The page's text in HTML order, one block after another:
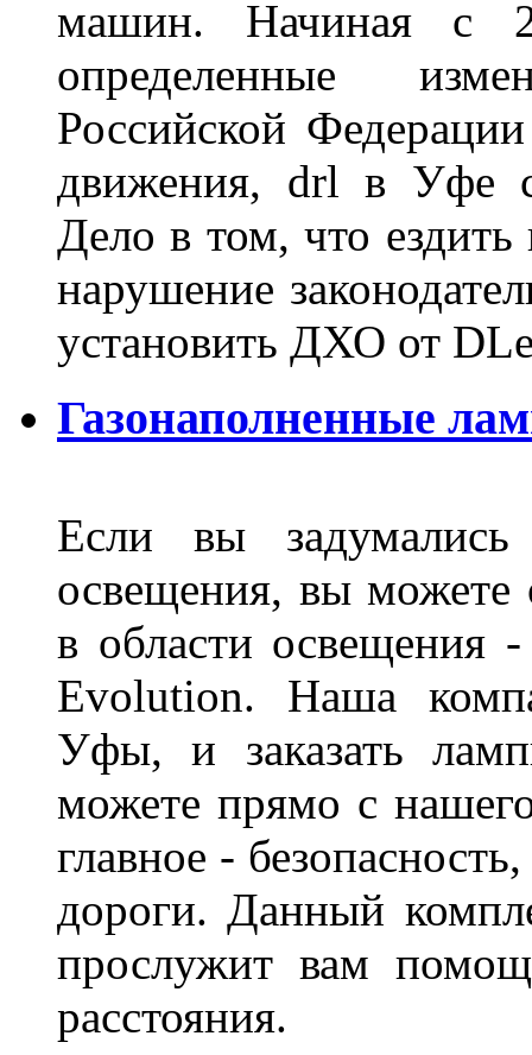
машин. Начиная с
определенные
Российской
движения, drl в Уфе
Дело в том, что
нарушение
установить ДХО от
Газонаполненные
Если вы задумались
освещения, вы можете
в области освещения
Evolution. Наша
Уфы, и заказать
можете прямо с
главное -
дороги. Данный
прослужит вам
расстояния.